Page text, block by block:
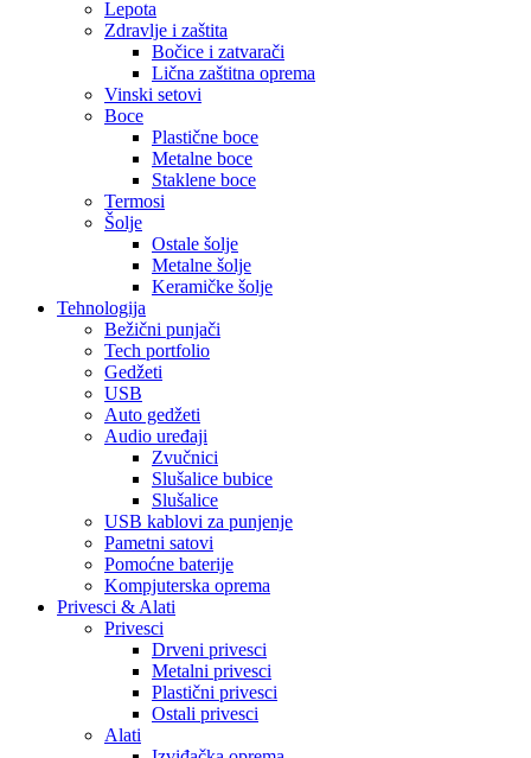
Lepota
Zdravlje i zaštita
Bočice i zatvarači
Lična zaštitna oprema
Vinski setovi
Boce
Plastične boce
Metalne boce
Staklene boce
Termosi
Šolje
Ostale šolje
Metalne šolje
Keramičke šolje
Tehnologija
Bežični punjači
Tech portfolio
Gedžeti
USB
Auto gedžeti
Audio uređaji
Zvučnici
Slušalice bubice
Slušalice
USB kablovi za punjenje
Pametni satovi
Pomoćne baterije
Kompjuterska oprema
Privesci & Alati
Privesci
Drveni privesci
Metalni privesci
Plastični privesci
Ostali privesci
Alati